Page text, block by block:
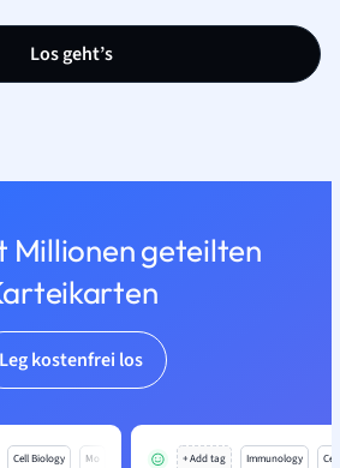
Los geht’s
Millionen geteilten
Leg kostenfrei los
Cell Biology Mo + Add tag Immunology